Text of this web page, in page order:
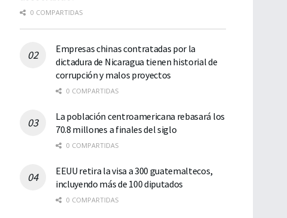
0 COMPARTIDAS
Empresas chinas contratadas por la
dictadura de Nicaragua tienen historial de
corrupción y malos proyectos
0 COMPARTIDAS
La población centroamericana rebasará los
70.8 millones a finales del siglo
0 COMPARTIDAS
EEUU retira la visa a 300 guatemaltecos,
incluyendo más de 100 diputados
0 COMPARTIDAS